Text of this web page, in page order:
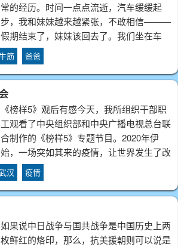
常的经历。时间一点点流逝，汽车缓缓起
步，我和妹妹越来越紧张，不敢相信———
假期结束了，妹妹该回去了。我们坐在车
里，风在两旁呼呼刮过，门前的大树不见
了，我多想立刻抓住时间，调回过去，调到
暑假起步的地方，重新来过，可是......再也
回
筋 爸爸
《榜样5》观后有感今天，我所组织干部职
工观看了中央组织部和中央广播电视总台联
合制作的《榜样5》专题节目。2020年伊
始，一场突如其来的疫情，让世界发生了改
变。疫情发生以来，在中国共产党的带领
下，14亿中华儿女团结一心、攻坚克难，生
动诠释了中华民族的伟大。今天在《榜样
汉 疫情
如果说中日战争与国共战争是中国历史上两
枚鲜红的烙印，那么，抗美援朝则可以说是